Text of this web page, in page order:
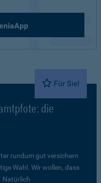
Für Sie!
die
rundum gut versichern
Wahl. Wir wollen, dass
Natürlich